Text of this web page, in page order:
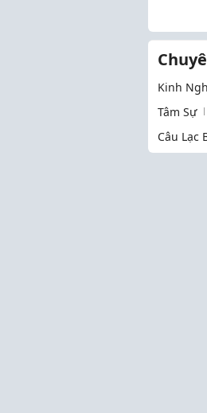
Kinh
Tâm Sự
Câu Lạc